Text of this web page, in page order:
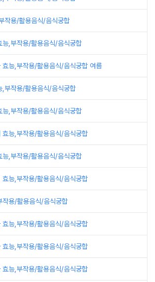
작용/활용음식/음식궁합
능,부작용/활용음식/음식궁합
효능,부작용/활용음식/음식궁합 여름
,부작용/활용음식/음식궁합
능,부작용/활용음식/음식궁합
효능,부작용/활용음식/음식궁합
능,부작용/활용음식/음식궁합
효능,부작용/활용음식/음식궁합
작용/활용음식/음식궁합
효능,부작용/활용음식/음식궁합
효능,부작용/활용음식/음식궁합
효능,부작용/활용음식/음식궁합